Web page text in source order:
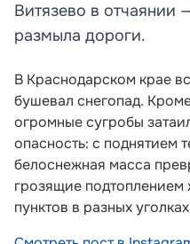
Витязево в отчаянии
размыла дороги.
В Краснодарском крае
бушевал снегопад.
огромные сугробы
опасность: с поднятием
белоснежная масса
грозящие подтоплением
пунктов в разных